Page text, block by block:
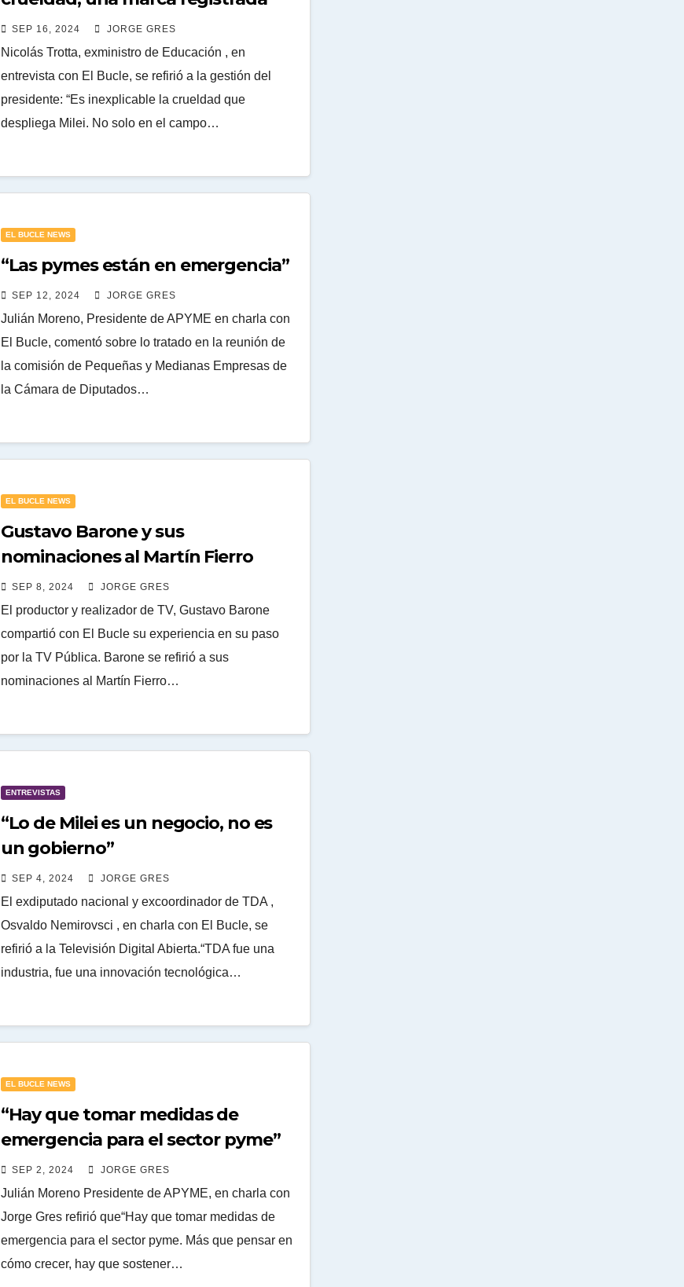
SEP 16, 2024 JORGE GRES
Nicolás Trotta, exministro de Educación , en
entrevista con El Bucle, se refirió a la gestión del
presidente: “Es inexplicable la crueldad que
despliega Milei. No solo en el campo…
EL BUCLE NEWS
“Las pymes están en emergencia”
SEP 12, 2024 JORGE GRES
Julián Moreno, Presidente de APYME en charla con
El Bucle, comentó sobre lo tratado en la reunión de
la comisión de Pequeñas y Medianas Empresas de
la Cámara de Diputados…
EL BUCLE NEWS
Gustavo Barone y sus
nominaciones al Martín Fierro
SEP 8, 2024 JORGE GRES
El productor y realizador de TV, Gustavo Barone
compartió con El Bucle su experiencia en su paso
por la TV Pública. Barone se refirió a sus
nominaciones al Martín Fierro…
ENTREVISTAS
“Lo de Milei es un negocio, no es
un gobierno”
SEP 4, 2024 JORGE GRES
El exdiputado nacional y excoordinador de TDA ,
Osvaldo Nemirovsci , en charla con El Bucle, se
refirió a la Televisión Digital Abierta.“TDA fue una
industria, fue una innovación tecnológica…
EL BUCLE NEWS
“Hay que tomar medidas de
emergencia para el sector pyme”
SEP 2, 2024 JORGE GRES
Julián Moreno Presidente de APYME, en charla con
Jorge Gres refirió que“Hay que tomar medidas de
emergencia para el sector pyme. Más que pensar en
cómo crecer, hay que sostener…